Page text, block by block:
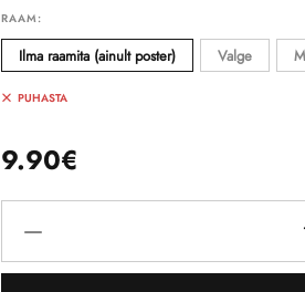
RAAM:
Ilma raamita (ainult poster) Valge
PUHASTA
9.90€